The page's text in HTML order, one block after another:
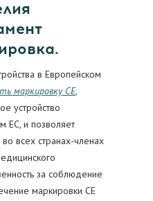
в Европейском
маркировку CE,
устройство
ЕС, и позволяет
всех странах-членах
за соблюдение
маркировки CE